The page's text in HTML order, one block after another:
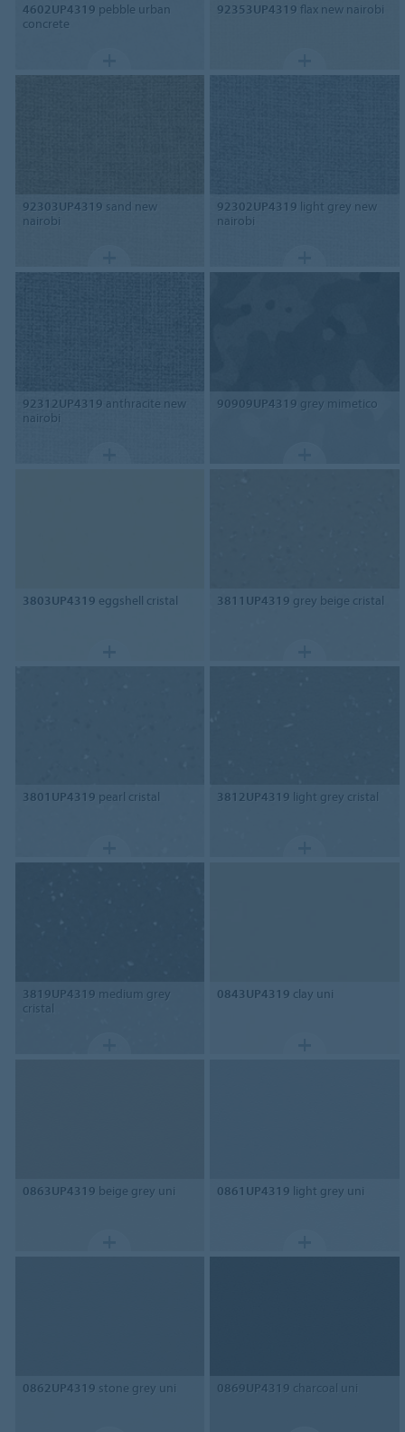
4602UP4319 pebble urban
concrete
92353UP4319 flax new nairobi
92303UP4319 sand new
nairobi
92302UP4319 light grey new
nairobi
92312UP4319 anthracite new
nairobi
90909UP4319 grey mimetico
3803UP4319 eggshell cristal 3811UP4319 grey beige cristal
3801UP4319 pearl cristal 3812UP4319 light grey cristal
3819UP4319 medium grey
cristal
0843UP4319 clay uni
0863UP4319 beige grey uni 0861UP4319 light grey uni
0862UP4319 stone grey uni 0869UP4319 charcoal uni